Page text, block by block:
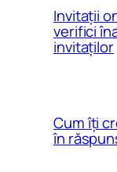
Invitații
verifici
invitaților
Cum îți
în